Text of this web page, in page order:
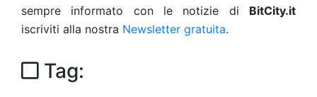
sempre informato con le notizie di BitCity.it
iscriviti alla nostra Newsletter gratuita.
Tag: